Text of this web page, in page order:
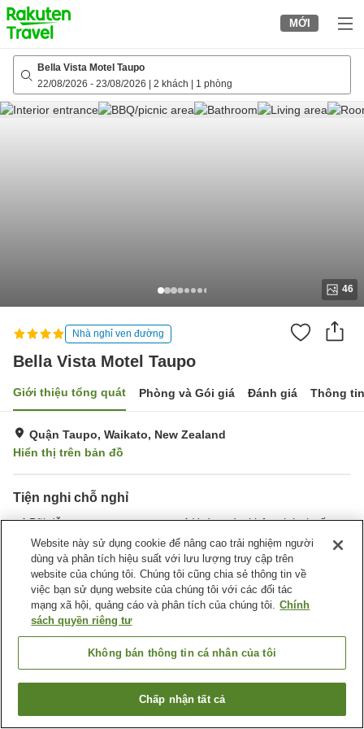
to
top
page
MỚI
Bella Vista Motel Taupo
22/08/2026 - 23/08/2026 2 khách 1 phòng
46
Nhà nghỉ ven đường
Bella Vista Motel Taupo
Giới thiệu tổng quát Phòng và Gói giá Đánh giá Thông
Quận Taupo, Waikato, New Zealand
Hiển thị trên bản đồ
Tiện nghi chỗ nghỉ
Bãi đỗ xe
Hoàn toàn không hút thuốc
Giặt ủi
Trang chủ New Zealand Waikato
Quận Taupo
Bella Vista Motel Taupo
Tìm phòng trống
Website này sử dụng cookie để nâng cao trải nghiệm người
dùng và phân tích hiệu suất với lưu lượng truy cập trên
website của chúng tôi. Chúng tôi cũng chia sẻ thông tin về
việc bạn sử dụng website của chúng tôi với các đối tác
mạng xã hội, quảng cáo và phân tích của chúng tôi. Chính
sách quyền riêng tư
Không bán thông tin cá nhân của tôi
Chấp nhận tất cả